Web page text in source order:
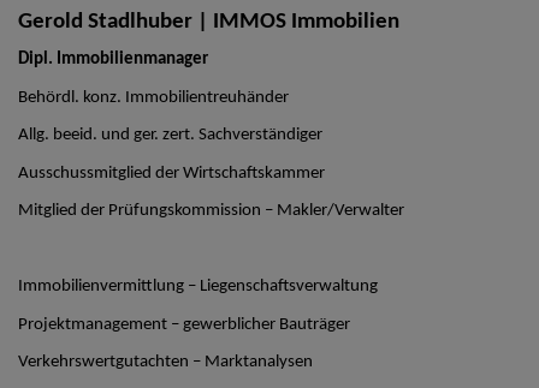
Gerold Stadlhuber | IMMOS Immobilien
Dipl. Immobilienmanager
Behördl. konz. Immobilientreuhänder
Allg. beeid. und ger. zert. Sachverständiger
Ausschussmitglied der Wirtschaftskammer
Mitglied der Prüfungskommission – Makler/Verwalter
Immobilienvermittlung – Liegenschaftsverwaltung
Projektmanagement – gewerblicher Bauträger
Verkehrswertgutachten – Marktanalysen